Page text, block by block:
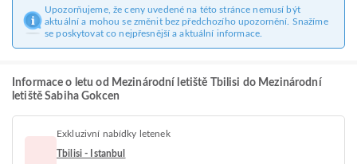
Upozorňujeme, že ceny uvedené na této stránce nemusí být
aktuální a mohou se změnit bez předchozího upozornění. Snažíme
se poskytovat co nejpřesnější a aktuální informace.
Informace o letu od Mezinárodní letiště Tbilisi do Mezinárodní
letiště Sabiha Gokcen
Exkluzivní nabídky letenek
Tbilisi - Istanbul